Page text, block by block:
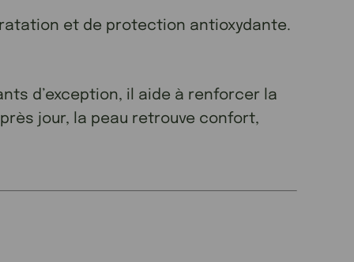
et de protection antioxydante.
d’exception, il aide à renforcer la
jour, la peau retrouve confort,